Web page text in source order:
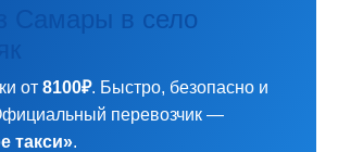
Самары в село
от 8100₽. Быстро, безопасно и
перевозчик —
такси».